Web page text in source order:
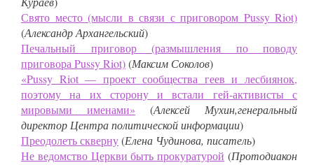
Свято место (мысли в связи с приговором Pussy Riot)
(Александр Архангельский)
Печальный приговор (размышления по поводу
приговора Pussy Riot)(Максим Соколов)
«Pussy Riot — проект сообщества геев и лесбиянок,
поэтому на их сторону и встали гей-активисты с
мировыми именами» (Алексей Мухин,генеральный
директор Центра политической информации)
Преодолеть скверну(Елена Чудинова, писатель)
Не ведомство Церкви быть прокуратурой (Протодиакон